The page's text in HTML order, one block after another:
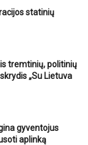
statinių
tremtinių, politinių
„Su Lietuva
gyventojus
aplinką